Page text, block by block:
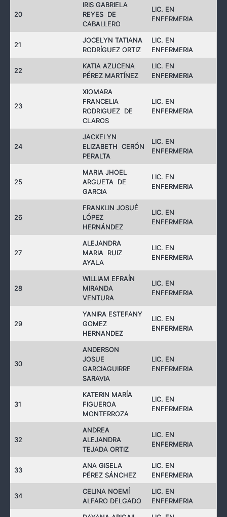
20
IRIS GABRIELA
REYES DE
CABALLERO
LIC. EN
ENFERMERIA
21
JOCELYN TATIANA
RODRÍGUEZ ORTIZ
LIC. EN
ENFERMERIA
22
KATIA AZUCENA
PÉREZ MARTÍNEZ
LIC. EN
ENFERMERIA
23
XIOMARA
FRANCELIA
RODRIGUEZ DE
CLAROS
LIC. EN
ENFERMERIA
24
JACKELYN
ELIZABETH CERÓN
PERALTA
LIC. EN
ENFERMERIA
25
MARIA JHOEL
ARGUETA DE
GARCIA
LIC. EN
ENFERMERIA
26
FRANKLIN JOSUÉ
LÓPEZ
HERNÁNDEZ
LIC. EN
ENFERMERIA
27
ALEJANDRA
MARIA RUIZ
AYALA
LIC. EN
ENFERMERIA
28
WILLIAM EFRAÍN
MIRANDA
VENTURA
LIC. EN
ENFERMERIA
29
YANIRA ESTEFANY
GOMEZ
HERNANDEZ
LIC. EN
ENFERMERIA
30
ANDERSON
JOSUE
GARCIAGUIRRE
SARAVIA
LIC. EN
ENFERMERIA
31
KATERIN MARÍA
FIGUEROA
MONTERROZA
LIC. EN
ENFERMERIA
32
ANDREA
ALEJANDRA
TEJADA ORTIZ
LIC. EN
ENFERMERIA
33
ANA GISELA
PÉREZ SÁNCHEZ
LIC. EN
ENFERMERIA
34
CELINA NOEMÍ
ALFARO DELGADO
LIC. EN
ENFERMERIA